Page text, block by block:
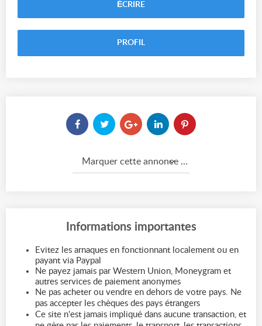
ÉCRIRE
PROFIL
Marquer cette annonce comme...
Informations importantes
Evitez les arnaques en fonctionnant localement ou en
payant via Paypal
Ne payez jamais par Western Union, Moneygram et
autres services de paiement anonymes
Ne pas acheter ou vendre en dehors de votre pays. Ne
pas accepter les chèques des pays étrangers
Ce site n'est jamais impliqué dans aucune transaction, et